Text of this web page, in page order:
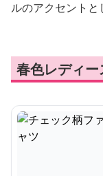
ルのアクセントと
春色レディ